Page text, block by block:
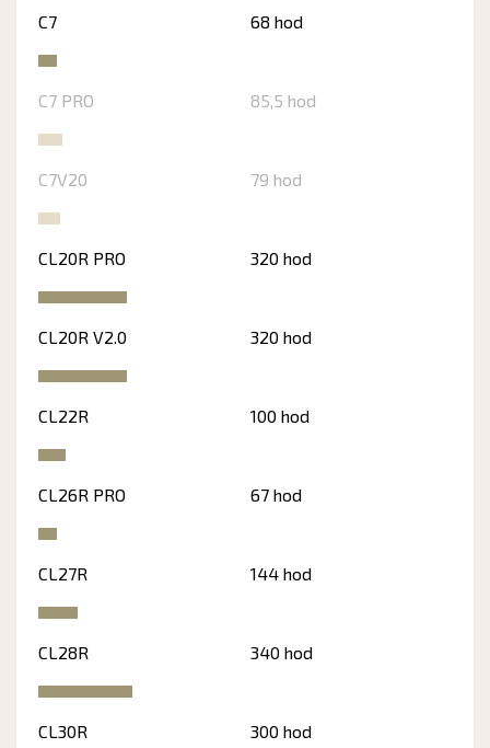
C7 68 hod
C7 PRO 85,5 hod
C7V20 79 hod
CL20R PRO 320 hod
CL20R V2.0 320 hod
CL22R 100 hod
CL26R PRO 67 hod
CL27R 144 hod
CL28R 340 hod
CL30R 300 hod